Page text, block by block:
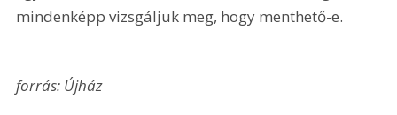
mindenképp vizsgáljuk meg, hogy menthető-e.
forrás: Újház